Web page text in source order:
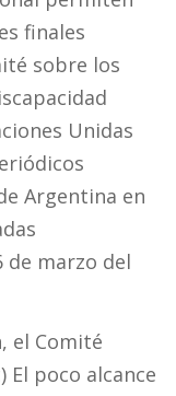
finales
sobre los
Unidas
Argentina en
de marzo del
el Comité
El poco alcance